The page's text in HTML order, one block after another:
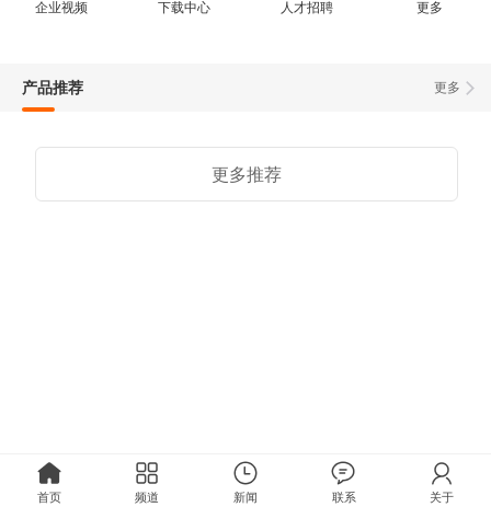
企业视频 下载中心 人才招聘 更多
更多
产品推荐
更多推荐
首页 频道 新闻 联系 关于